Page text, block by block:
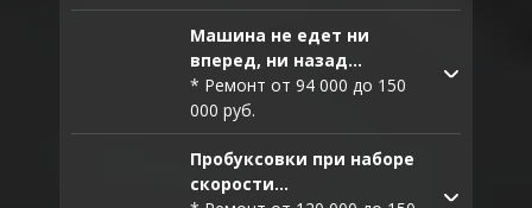
В случае, когда других
симптомов нет –
стоимость замены
составит примерно от 37
Машина не едет ни
вперед, ни назад...
* Ремонт от 94 000 до 150
000 руб.
Пробуксовки при наборе
скорости...